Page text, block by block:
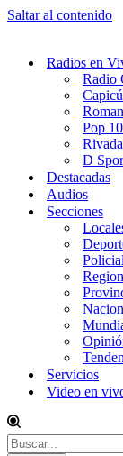
Saltar al contenido
Radios en
Radio
Pop
D
Destacadas
Audios
Secciones
Servicios
Video en
Buscar...